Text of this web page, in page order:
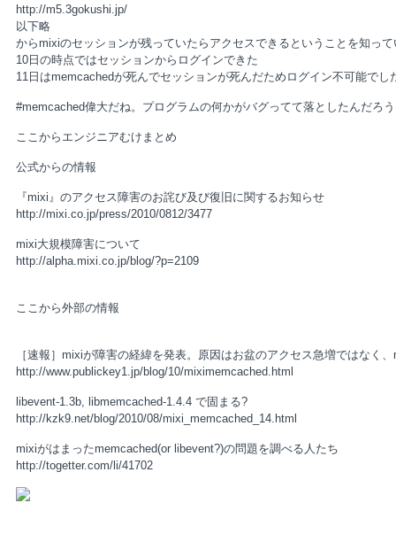
http://m5.3gokushi.jp/
以下略
からmixiのセッションが残っていたらアクセスできるということを知っ
10日の時点ではセッションからログインできた
11日はmemcachedが死んでセッションが死んだためログイン不可能でし
#memcached偉大だね。プログラムの何かがバグってて落としたんだろ
ここからエンジニアむけまとめ
公式からの情報
『mixi』のアクセス障害のお詫び及び復旧に関するお知らせ
http://mixi.co.jp/press/2010/0812/3477
mixi大規模障害について
http://alpha.mixi.co.jp/blog/?p=2109
ここから外部の情報
［速報］mixiが障害の経緯を発表。原因はお盆のアクセス急増ではなく
http://www.publickey1.jp/blog/10/miximemcached.html
libevent-1.3b, libmemcached-1.4.4 で固まる?
http://kzk9.net/blog/2010/08/mixi_memcached_14.html
mixiがはまったmemcached(or libevent?)の問題を調べる人たち
http://togetter.com/li/41702